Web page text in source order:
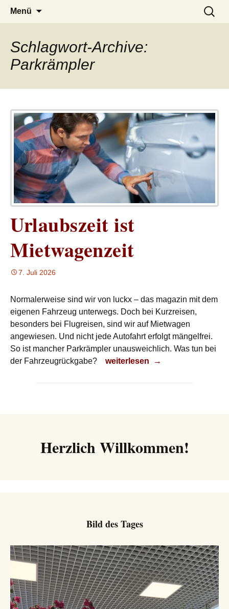
LUCKX
– das Magazin
Menü
Suchen
nach:
Schlagwort-Archive:
Parkrämpler
Urlaubszeit ist
Mietwagenzeit
7. Juli 2026
Normalerweise sind wir von luckx – das magazin mit dem
eigenen Fahrzeug unterwegs. Doch bei Kurzreisen,
besonders bei Flugreisen, sind wir auf Mietwagen
angewiesen. Und nicht jede Autofahrt erfolgt mängelfrei.
So ist mancher Parkrämpler unausweichlich. Was tun bei
der Fahrzeugrückgabe?
Urlaubszeit ist Mietwagenzeit
weiterlesen →
Herzlich Willkommen!
Bild des Tages